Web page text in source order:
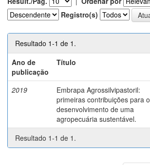
Registro(s)
Resultado 1-1 de 1.
Ano de
publicação
Título
2019
Embrapa Agrossilvipastoril:
primeiras contribuições para o
desenvolvimento de uma
agropecuária sustentável.
Resultado 1-1 de 1.